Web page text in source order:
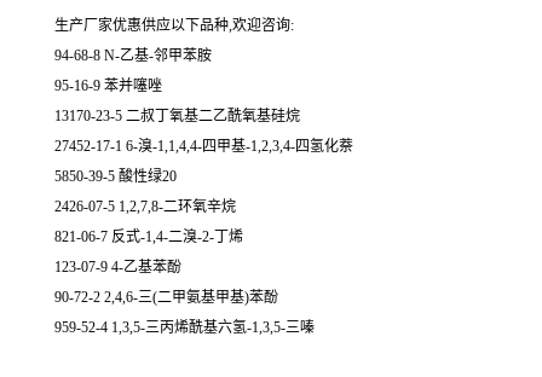
生产厂家优惠供应以下品种,欢迎咨询:
94-68-8 N-乙基-邻甲苯胺
95-16-9 苯并噻唑
13170-23-5 二叔丁氧基二乙酰氧基硅烷
27452-17-1 6-溴-1,1,4,4-四甲基-1,2,3,4-四氢化萘
5850-39-5 酸性绿20
2426-07-5 1,2,7,8-二环氧辛烷
821-06-7 反式-1,4-二溴-2-丁烯
123-07-9 4-乙基苯酚
90-72-2 2,4,6-三(二甲氨基甲基)苯酚
959-52-4 1,3,5-三丙烯酰基六氢-1,3,5-三嗪